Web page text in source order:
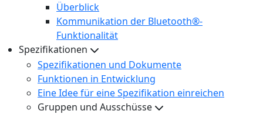
Überblick
Kommunikation der Bluetooth®-
Funktionalität
Spezifikationen
Spezifikationen und Dokumente
Funktionen in Entwicklung
Eine Idee für eine Spezifikation einreichen
Gruppen und Ausschüsse